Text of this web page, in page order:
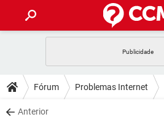
CELULAR
OUTLOOK
DICAS
JOGOS
DOWNLOADS
Fórum Problemas Internet
Anterior